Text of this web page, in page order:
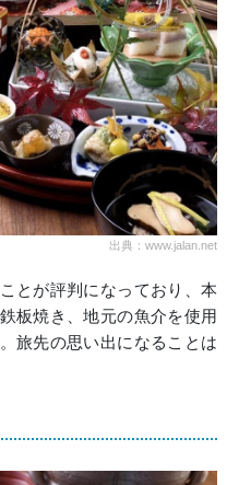
出典：www.jalan.net
とが評判になっており、本
板焼き、地元の魚介を使用
旅先の思い出になることは